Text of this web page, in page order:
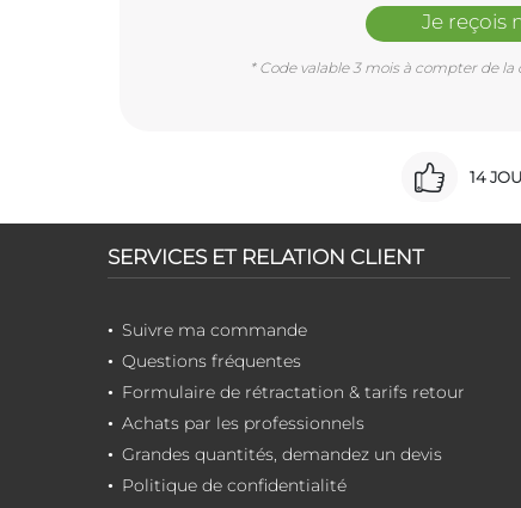
Je reçois
* Code valable 3 mois à compter de
14
SERVICES ET RELATION CLIENT
Suivre ma commande
Questions fréquentes
Formulaire de rétractation & tarifs retour
Achats par les professionnels
Grandes quantités, demandez un devis
Politique de confidentialité